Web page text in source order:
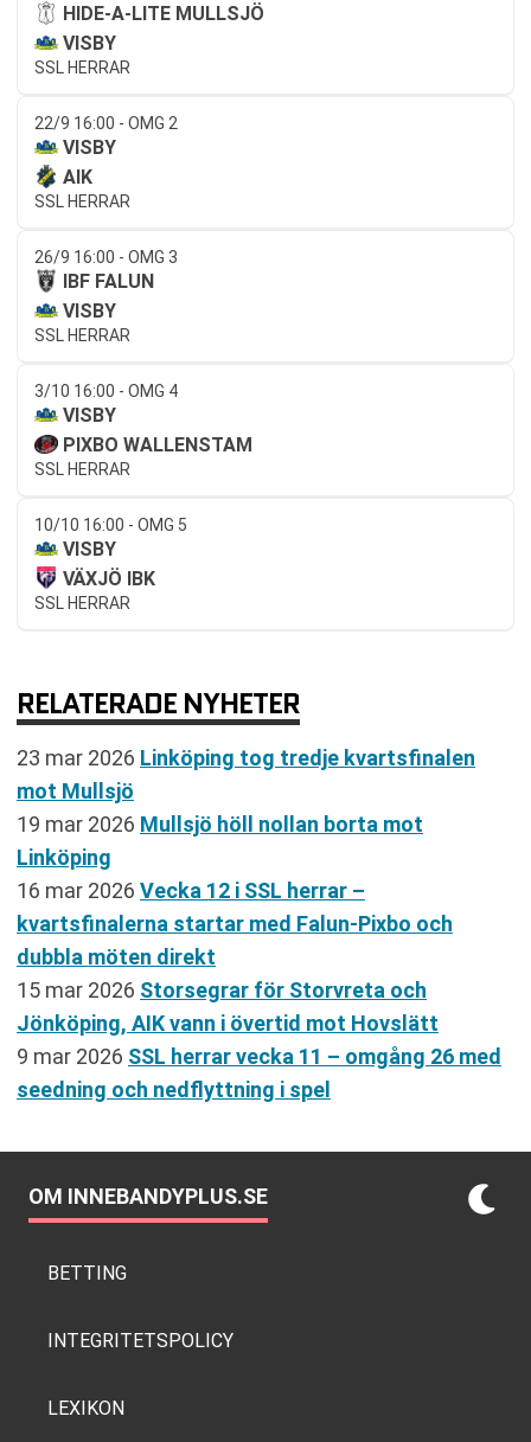
HIDE-A-LITE MULLSJÖ
VISBY
SSL HERRAR
22/9 16:00 - OMG 2
VISBY
AIK
SSL HERRAR
26/9 16:00 - OMG 3
IBF FALUN
VISBY
SSL HERRAR
3/10 16:00 - OMG 4
VISBY
PIXBO WALLENSTAM
SSL HERRAR
10/10 16:00 - OMG 5
VISBY
VÄXJÖ IBK
SSL HERRAR
RELATERADE NYHETER
23 mar 2026 Linköping tog tredje kvartsfinalen
mot Mullsjö
19 mar 2026 Mullsjö höll nollan borta mot
Linköping
16 mar 2026 Vecka 12 i SSL herrar –
kvartsfinalerna startar med Falun-Pixbo och
dubbla möten direkt
15 mar 2026 Storsegrar för Storvreta och
Jönköping, AIK vann i övertid mot Hovslätt
9 mar 2026 SSL herrar vecka 11 – omgång 26 med
seedning och nedflyttning i spel
OM INNEBANDYPLUS.SE
BETTING
INTEGRITETSPOLICY
LEXIKON